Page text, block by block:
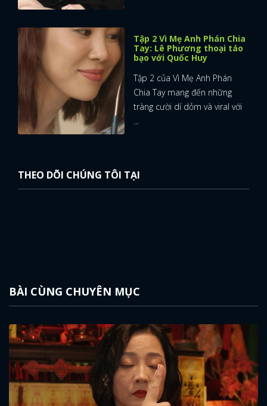
Tập 2 Vì Mẹ Anh Phán Chia
Tay: Lê Phương thoại táo
bạo với Quốc Huy
Tập 2 của Vì Mẹ Anh Phán
Chia Tay mang đến những
tràng cười dí dỏm và viral với
...
THEO DÕI CHÚNG TÔI TẠI
BÀI CÙNG CHUYÊN MỤC